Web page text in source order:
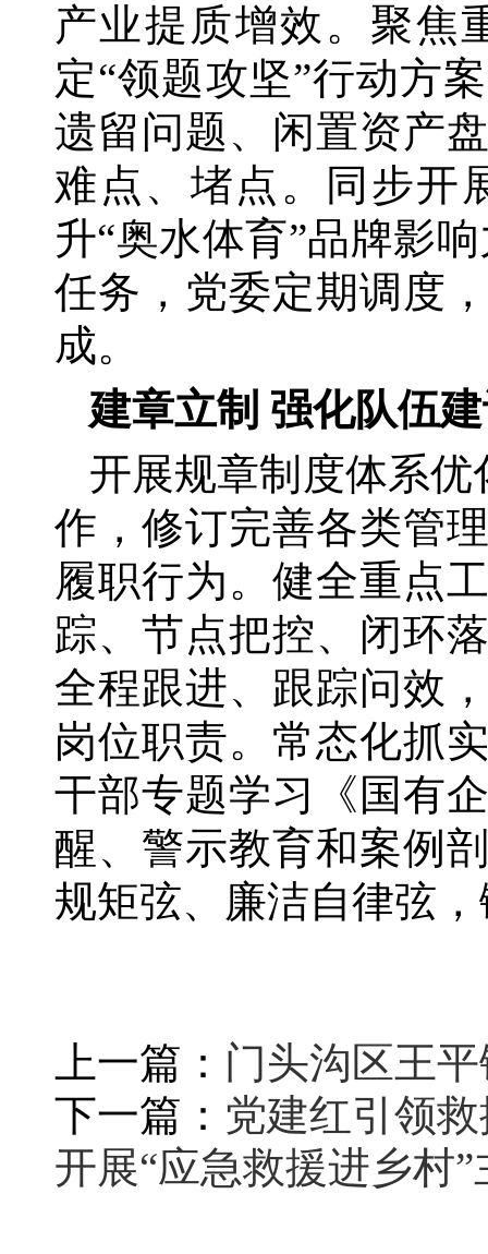
产业提质增效。聚焦
定“领题攻坚”行动方
遗留问题、闲置资产
难点、堵点。同步开
升“奥水体育”品牌影
任务，党委定期调度
成。
建章立制 强化队伍
开展规章制度体系
作，修订完善各类管
履职行为。健全重点
踪、节点把控、闭环
全程跟进、跟踪问效
岗位职责。常态化抓
干部专题学习《国有
醒、警示教育和案例
规矩弦、廉洁自律弦
上一篇： 门头沟区王
下一篇： 党建红引领
开展“应急救援进乡村